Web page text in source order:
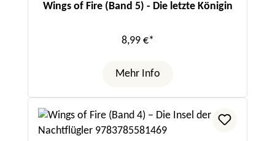
Wings of Fire (Band 5) - Die letzte Königin
8,99 €*
Mehr Info